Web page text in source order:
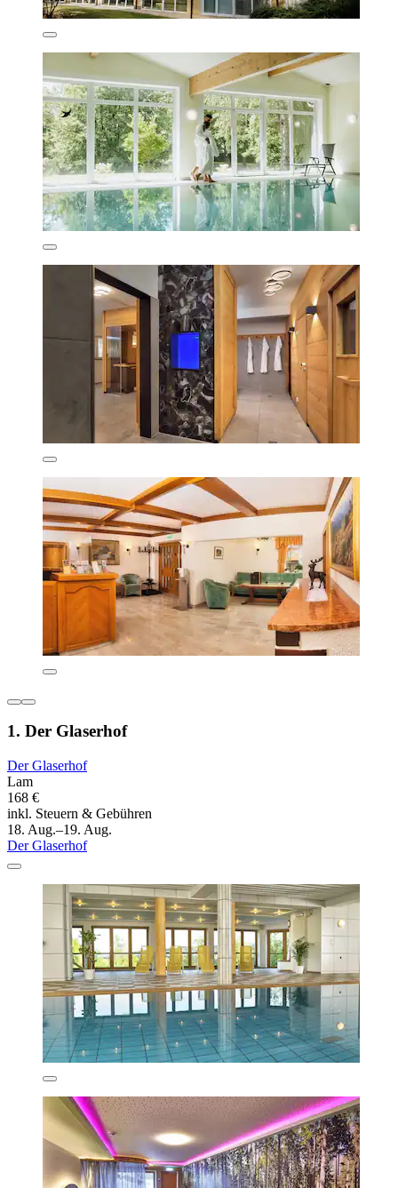
1. Der Glaserhof
Der Glaserhof
Lam
168 €
inkl. Steuern & Gebühren
18. Aug.–19. Aug.
Der Glaserhof